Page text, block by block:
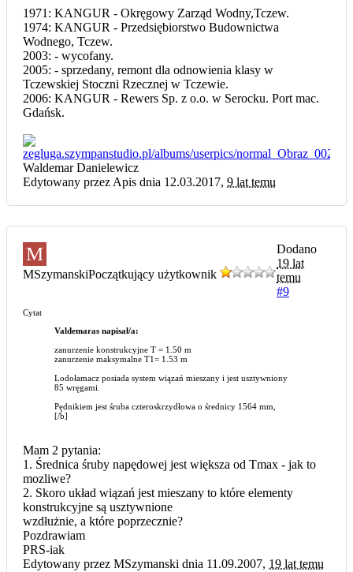
1971: KANGUR - Okręgowy Zarząd Wodny,Tczew.
1974: KANGUR - Przedsiębiorstwo Budownictwa
Wodnego, Tczew.
2003: - wycofany.
2005: - sprzedany, remont dla odnowienia klasy w
Tczewskiej Stoczni Rzecznej w Tczewie.
2006: KANGUR - Rewers Sp. z o.o. w Serocku. Port mac.
Gdańsk.
Waldemar Danielewicz
Edytowany przez Apis dnia 12.03.2017, 9 lat temu
M
MSzymanskiPoczątkujący użytkownik
Dodano
19 lat
temu
#9
Cytat
Valdemaras napisał/a:
zanurzenie konstrukcyjne T = 1.50 m
zanurzenie maksymalne T1= 1.53 m
Lodołamacz posiada system wiązań mieszany i jest usztywniony
85 wręgami.
Pędnikiem jest śruba czteroskrzydłowa o średnicy 1564 mm,
[/b]
Mam 2 pytania:
1. Średnica śruby napędowej jest większa od Tmax - jak to
mozliwe?
2. Skoro układ wiązań jest mieszany to które elementy
konstrukcyjne są usztywnione
wzdłużnie, a które poprzecznie?
Pozdrawiam
PRS-iak
Edytowany przez MSzymanski dnia 11.09.2007, 19 lat temu